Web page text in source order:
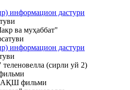
информацион дастури
ва муҳаббат"
информацион дастури
(сирли уй 2)
АҚШ фильми